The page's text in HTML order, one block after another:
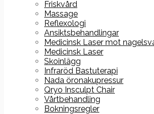
Friskvård
Massage
Reflexologi
Ansiktsbehandlingar
Medicinsk Laser mot
Medicinsk Laser
Skoinlägg
Infraröd Bastuterapi
Nada öronakupressur
Qryo Insculpt Chair
Vårtbehandling
Bokningsregler